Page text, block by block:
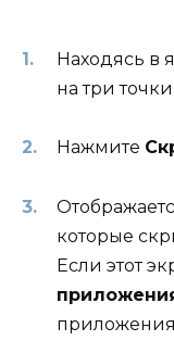
Находясь в
на три
Нажмите
которые
Если этот